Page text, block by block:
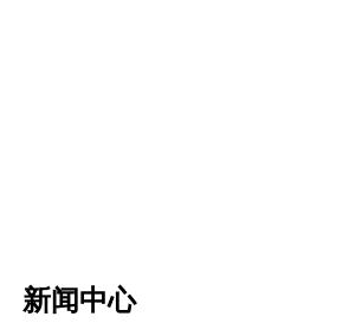
新闻中心